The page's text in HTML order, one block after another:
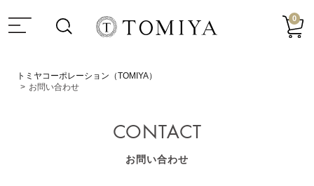
0
トミヤコーポレーション（TOMIYA）
お問い合わせ
CONTACT
お問い合わせ